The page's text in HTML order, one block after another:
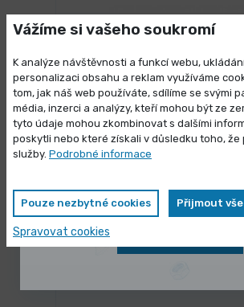
SKLADEM 20530 ks
0,288 Kč/ ks
0,348 Kč s DPH
Vybrat
Vážíme si vašeho soukromí
K analýze návštěvnosti a funkcí webu,
personalizaci obsahu a reklam využíváme
tom, jak náš web používáte, sdílíme se svými
média, inzerci a analýzy, kteří mohou být ze
tyto údaje mohou zkombinovat s dalšími
poskytli nebo které získali v důsledku toho, že
služby. Podrobné informace
Pouze nezbytné cookies Přijmout vše
Spravovat cookies
Výprodej
Vybrané produkty nyní